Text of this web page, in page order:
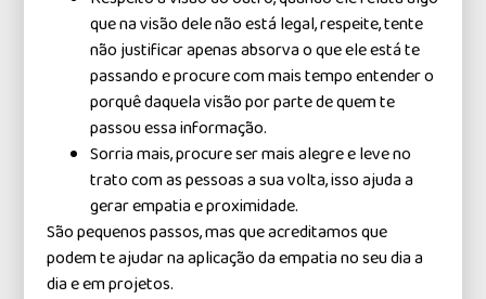
que na visão dele não está legal, respeite, tente
não justificar apenas absorva o que ele está te
passando e procure com mais tempo entender o
porquê daquela visão por parte de quem te
passou essa informação.
Sorria mais, procure ser mais alegre e leve no
trato com as pessoas a sua volta, isso ajuda a
gerar empatia e proximidade.
São pequenos passos, mas que acreditamos que
podem te ajudar na aplicação da empatia no seu dia a
dia e em projetos.